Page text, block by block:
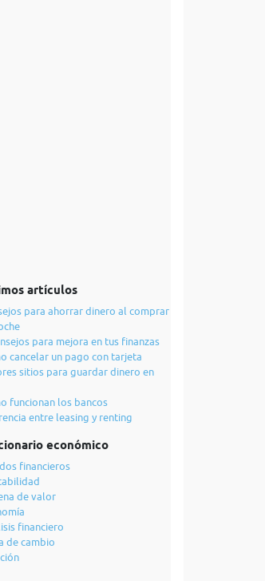
artículos
para ahorrar dinero al comprar
para mejora en tus finanzas
cancelar un pago con tarjeta
sitios para guardar dinero en
funcionan los bancos
entre leasing y renting
económico
financieros
de valor
financiero
de cambio